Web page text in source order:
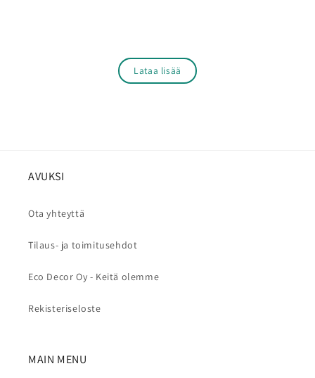
Lataa lisää
AVUKSI
Ota yhteyttä
Tilaus- ja toimitusehdot
Eco Decor Oy - Keitä olemme
Rekisteriseloste
MAIN MENU